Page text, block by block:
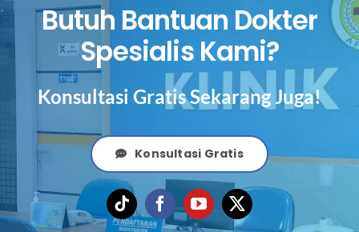
Butuh Bantuan Dokter
Spesialis Kami?
Konsultasi Gratis Sekarang Juga!
Konsultasi Gratis